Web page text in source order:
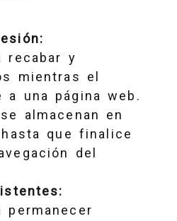
recabar y
mientras el
a una página web.
almacenan en
que finalice
del
permanecer